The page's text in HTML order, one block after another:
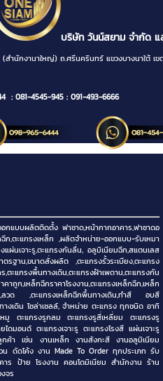
บริษัท วันน์สยาม จำกัด แล
ใหญ่) ถ.ศรีนครินทร์ แขวงบางนาใ
: 081-4545-945 : 091-493-6666
กแบบผลิตติดตั้ง ฟาซาด,หน้ากากอาคาร,ฟาซาดอ
ก,ตะแกรงเหล็ก ,ผลิตจำหน่าย-ออกแบบ-รับเหมา
นเจาะรู,ตะแกรงกันลื่น, อลูมิเนียมฉีก,สแตนเลส
รฐาน,ขนาดสั่งผลิต ,ตะแกรงรั้วระเบียง,ตะแกรง
ตะแกรงพื้นทางเดิน,ตะแกรงฝ้าเพดาน,ตะแกรงกัน
ก,เหล็กฉีกราคาโรงงาน,ตะแกรงเหล็กฉีก,เหล็ก
,ลวด ,ตะแกรงเหล็กฉีกพื้นทางเดิน,ทำสี อบสี
งเดิน โซล่าเซลล์, จำหน่าย ตะแกรง ทุกชนิด อาทิ
มู ตะแกรงรูกลม ตะแกรงรูสี่เหลี่ยม ตะแกรงรู
มอนด์ ตะแกรงเจาะรู ตะแกรงโรงสี แผ่นเจาะรู
กค้า เช่น งานเหล็ก งานสังกะสี งานอลูมิเนียม
ดัดโค้ง งาน Made To Order ทุกประเภท รับ
ร ป้าย โรงงาน คอนโดมิเนียม สำนักงาน ร้าน
จร